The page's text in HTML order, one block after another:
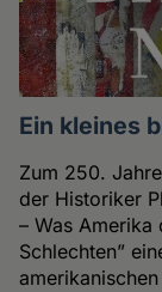
Ein kleines
Zum 250.
der Historiker
– Was Amerika
Schlechten”